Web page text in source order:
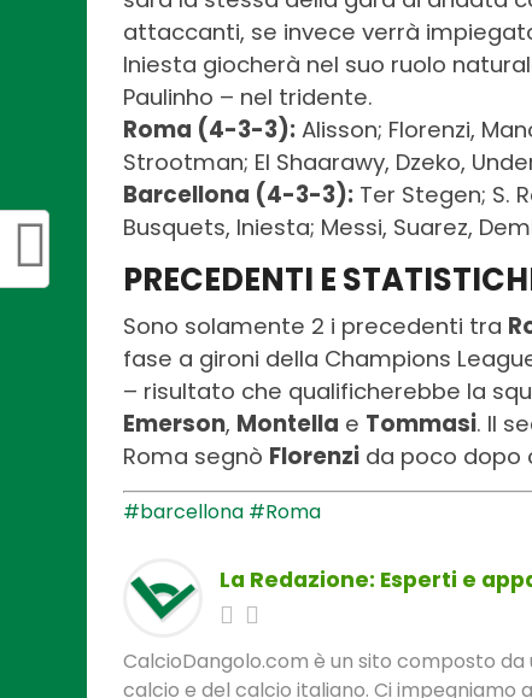
attaccanti, se invece verrà
Iniesta giocherà nel suo ruolo
Paulinho – nel tridente.
Roma (4-3-3): Alisson; Florenzi,
Strootman; El Shaarawy, Dzeko,
Barcellona (4-3-3): Ter Stegen; S.
Busquets, Iniesta; Messi, Suarez,
PRECEDENTI E
Sono solamente 2 i precedenti tra
fase a gironi della Champions
– risultato che qualificherebbe la
Emerson, Montella e Tommasi. Il
Roma segnò Florenzi da poco dopo
#barcellona #Roma
La Redazione: Esperti e
CalcioDangolo.com è un sito composto
calcio e del calcio italiano. Ci impegniamo